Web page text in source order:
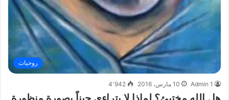
روحيات
Admin 1 10 مارس، 2016 4٬942